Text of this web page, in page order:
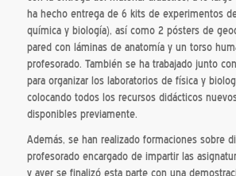
ha hecho entrega de 6 kits de experimentos
química y biología), así como 2 pósters de
pared con láminas de anatomía y un torso
profesorado. También se ha trabajado junto
para organizar los laboratorios de física y
colocando todos los recursos didácticos
disponibles previamente.
Además, se han realizado formaciones sobre
profesorado encargado de impartir las
y ayer se finalizó esta parte con una